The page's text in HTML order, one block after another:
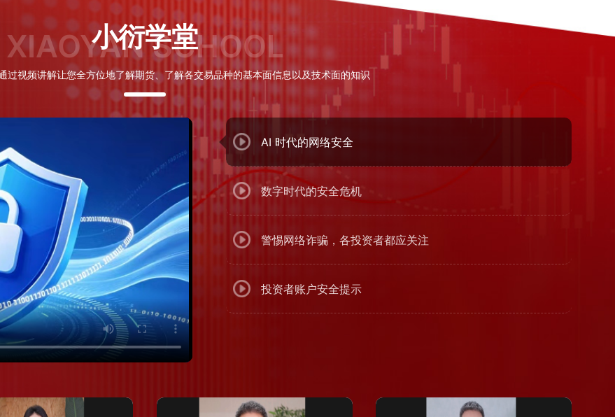
XIAOYAN SCHOOL
小衍学堂
过视频讲解让您全方位地了解期货、了解各交易品种的基本面信息以及技术面的知识
AI 时代的网络安全
数字时代的安全危机
警惕网络诈骗，各投资者都应关注
投资者账户安全提示